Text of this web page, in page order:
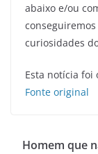
abaixo e/ou
curiosidades
Esta notícia
Fonte original
Homem que